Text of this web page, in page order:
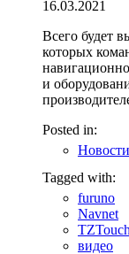
16.03.2021
Всего будет
которых
и
Posted in:
Tagged with:
furuno
Navnet
видео